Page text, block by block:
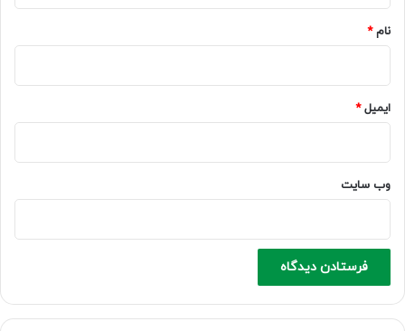
نام*
ایمیل*
وب‌ سایت